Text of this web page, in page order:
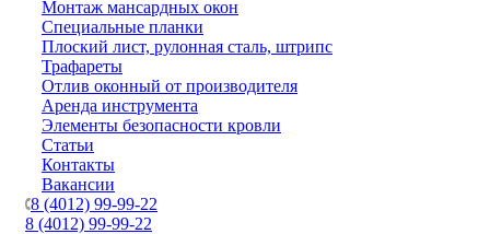
Монтаж мансардных окон
Специальные планки
Плоский лист, рулонная сталь, штрипс
Трафареты
Отлив оконный от производителя
Аренда инструмента
Элементы безопасности кровли
Статьи
Контакты
Вакансии
8 (4012) 99-99-22
8 (4012) 99-99-22